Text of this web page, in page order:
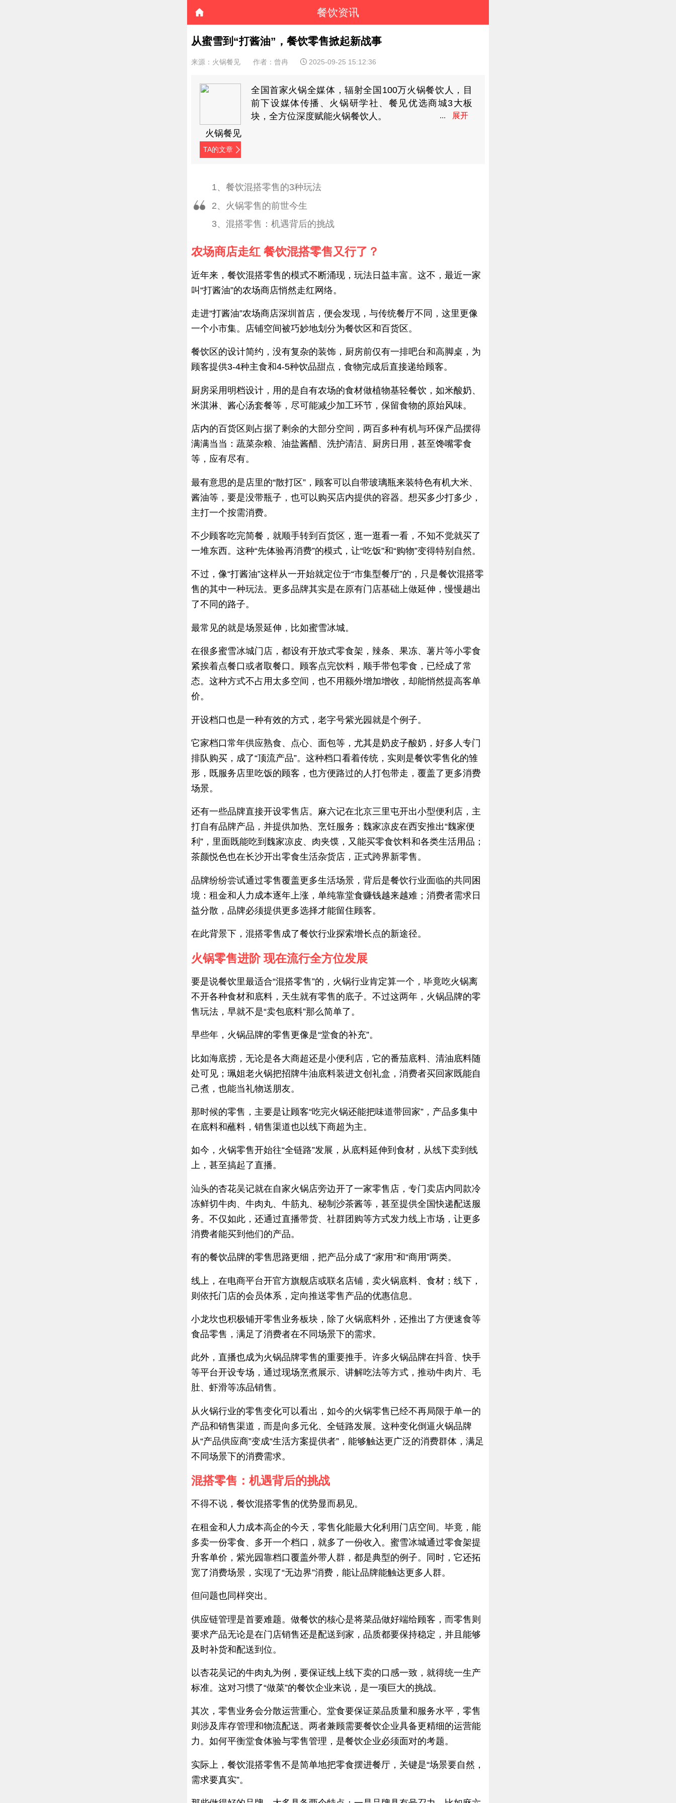
餐饮资讯
从蜜雪到“打酱油”，餐饮零售掀起新战事
来源：火锅餐见 作者：曾冉 2025-09-25 15:12:36
火锅餐见
TA的文章
全国首家火锅全媒体，辐射全国100万火锅餐饮人，目
前下设媒体传播、火锅研学社、餐见优选商城3大板
块，全方位深度赋能火锅餐饮人。
1、餐饮混搭零售的3种玩法
2、火锅零售的前世今生
3、混搭零售：机遇背后的挑战
农场商店走红 餐饮混搭零售又行了？
近年来，餐饮混搭零售的模式不断涌现，玩法日益丰富。这不，最近一家
叫“打酱油”的农场商店悄然走红网络。
走进“打酱油”农场商店深圳首店，便会发现，与传统餐厅不同，这里更像
一个小市集。店铺空间被巧妙地划分为餐饮区和百货区。
餐饮区的设计简约，没有复杂的装饰，厨房前仅有一排吧台和高脚桌，为
顾客提供3-4种主食和4-5种饮品甜点，食物完成后直接递给顾客。
厨房采用明档设计，用的是自有农场的食材做植物基轻餐饮，如米酸奶、
米淇淋、酱心汤套餐等，尽可能减少加工环节，保留食物的原始风味。
店内的百货区则占据了剩余的大部分空间，两百多种有机与环保产品摆得
满满当当：蔬菜杂粮、油盐酱醋、洗护清洁、厨房日用，甚至馋嘴零食
等，应有尽有。
最有意思的是店里的“散打区”，顾客可以自带玻璃瓶来装特色有机大米、
酱油等，要是没带瓶子，也可以购买店内提供的容器。想买多少打多少，
主打一个按需消费。
不少顾客吃完简餐，就顺手转到百货区，逛一逛看一看，不知不觉就买了
一堆东西。这种“先体验再消费”的模式，让“吃饭”和“购物”变得特别自然。
不过，像“打酱油”这样从一开始就定位于“市集型餐厅”的，只是餐饮混搭零
售的其中一种玩法。更多品牌其实是在原有门店基础上做延伸，慢慢趟出
了不同的路子。
最常见的就是场景延伸，比如蜜雪冰城。
在很多蜜雪冰城门店，都设有开放式零食架，辣条、果冻、薯片等小零食
紧挨着点餐口或者取餐口。顾客点完饮料，顺手带包零食，已经成了常
态。这种方式不占用太多空间，也不用额外增加增收，却能悄然提高客单
价。
开设档口也是一种有效的方式，老字号紫光园就是个例子。
它家档口常年供应熟食、点心、面包等，尤其是奶皮子酸奶，好多人专门
排队购买，成了“顶流产品”。这种档口看着传统，实则是餐饮零售化的雏
形，既服务店里吃饭的顾客，也方便路过的人打包带走，覆盖了更多消费
场景。
还有一些品牌直接开设零售店。麻六记在北京三里屯开出小型便利店，主
打自有品牌产品，并提供加热、烹饪服务；魏家凉皮在西安推出“魏家便
利”，里面既能吃到魏家凉皮、肉夹馍，又能买零食饮料和各类生活用品；
茶颜悦色也在长沙开出零食生活杂货店，正式跨界新零售。
品牌纷纷尝试通过零售覆盖更多生活场景，背后是餐饮行业面临的共同困
境：租金和人力成本逐年上涨，单纯靠堂食赚钱越来越难；消费者需求日
益分散，品牌必须提供更多选择才能留住顾客。
在此背景下，混搭零售成了餐饮行业探索增长点的新途径。
火锅零售进阶 现在流行全方位发展
要是说餐饮里最适合“混搭零售”的，火锅行业肯定算一个，毕竟吃火锅离
不开各种食材和底料，天生就有零售的底子。不过这两年，火锅品牌的零
售玩法，早就不是“卖包底料”那么简单了。
早些年，火锅品牌的零售更像是“堂食的补充”。
比如海底捞，无论是各大商超还是小便利店，它的番茄底料、清油底料随
处可见；珮姐老火锅把招牌牛油底料装进文创礼盒，消费者买回家既能自
己煮，也能当礼物送朋友。
那时候的零售，主要是让顾客“吃完火锅还能把味道带回家”，产品多集中
在底料和蘸料，销售渠道也以线下商超为主。
如今，火锅零售开始往“全链路”发展，从底料延伸到食材，从线下卖到线
上，甚至搞起了直播。
汕头的杏花吴记就在自家火锅店旁边开了一家零售店，专门卖店内同款冷
冻鲜切牛肉、牛肉丸、牛筋丸、秘制沙茶酱等，甚至提供全国快递配送服
务。不仅如此，还通过直播带货、社群团购等方式发力线上市场，让更多
消费者能买到他们的产品。
有的餐饮品牌的零售思路更细，把产品分成了“家用”和“商用”两类。
线上，在电商平台开官方旗舰店或联名店铺，卖火锅底料、食材；线下，
则依托门店的会员体系，定向推送零售产品的优惠信息。
小龙坎也积极铺开零售业务板块，除了火锅底料外，还推出了方便速食等
食品零售，满足了消费者在不同场景下的需求。
此外，直播也成为火锅品牌零售的重要推手。许多火锅品牌在抖音、快手
等平台开设专场，通过现场烹煮展示、讲解吃法等方式，推动牛肉片、毛
肚、虾滑等冻品销售。
从火锅行业的零售变化可以看出，如今的火锅零售已经不再局限于单一的
产品和销售渠道，而是向多元化、全链路发展。这种变化倒逼火锅品牌
从“产品供应商”变成“生活方案提供者”，能够触达更广泛的消费群体，满足
不同场景下的消费需求。
混搭零售：机遇背后的挑战
不得不说，餐饮混搭零售的优势显而易见。
在租金和人力成本高企的今天，零售化能最大化利用门店空间。毕竟，能
多卖一份零食、多开一个档口，就多了一份收入。蜜雪冰城通过零食架提
升客单价，紫光园靠档口覆盖外带人群，都是典型的例子。同时，它还拓
宽了消费场景，实现了“无边界”消费，能让品牌能触达更多人群。
但问题也同样突出。
供应链管理是首要难题。做餐饮的核心是将菜品做好端给顾客，而零售则
要求产品无论是在门店销售还是配送到家，品质都要保持稳定，并且能够
及时补货和配送到位。
以杏花吴记的牛肉丸为例，要保证线上线下卖的口感一致，就得统一生产
标准。这对习惯了“做菜”的餐饮企业来说，是一项巨大的挑战。
其次，零售业务会分散运营重心。堂食要保证菜品质量和服务水平，零售
则涉及库存管理和物流配送。两者兼顾需要餐饮企业具备更精细的运营能
力。如何平衡堂食体验与零售管理，是餐饮企业必须面对的考题。
实际上，餐饮混搭零售不是简单地把零食摆进餐厅，关键是“场景要自然，
需求要真实”。